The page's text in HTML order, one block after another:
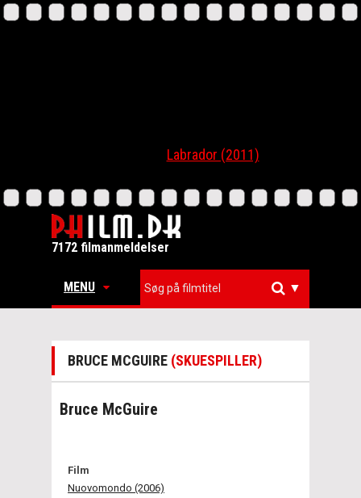
Labrador (2011)
7172 filmanmeldelser
MENU ▼
BRUCE MCGUIRE (SKUESPILLER)
Bruce McGuire
Film
Nuovomondo (2006)